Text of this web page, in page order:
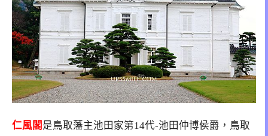
仁風閣 是鳥取藩主池田家第14代-池田仲博侯爵，鳥取